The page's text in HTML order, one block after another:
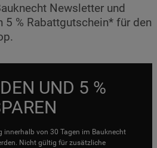
Newsletter und
5 % Rabattgutschein* für den
UND 5 %
innerhalb von 30 Tagen im Bauknecht
Nicht gültig für zusätzliche